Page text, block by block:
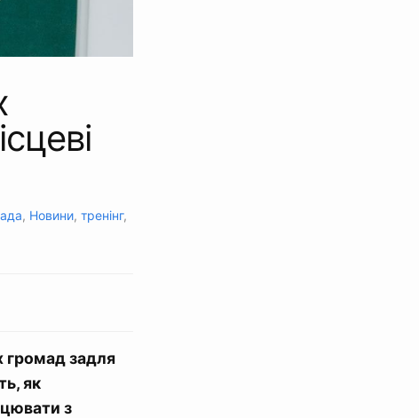
, Новини, тренінг,
громад задля
як
з